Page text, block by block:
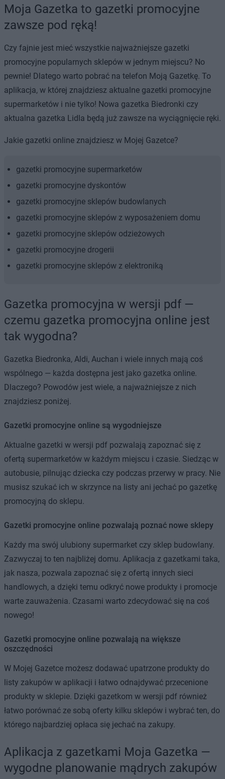
Moja Gazetka to gazetki promocyjne
zawsze pod ręką!
Czy fajnie jest mieć wszystkie najważniejsze gazetki
promocyjne popularnych sklepów w jednym miejscu? No
pewnie! Dlatego warto pobrać na telefon Moją Gazetkę. To
aplikacja, w której znajdziesz aktualne gazetki promocyjne
supermarketów i nie tylko! Nowa gazetka Biedronki czy
aktualna gazetka Lidla będą już zawsze na wyciągnięcie ręki.
Jakie gazetki online znajdziesz w Mojej Gazetce?
gazetki promocyjne supermarketów
gazetki promocyjne dyskontów
gazetki promocyjne sklepów budowlanych
gazetki promocyjne sklepów z wyposażeniem domu
gazetki promocyjne sklepów odzieżowych
gazetki promocyjne drogerii
gazetki promocyjne sklepów z elektroniką
Gazetka promocyjna w wersji pdf —
czemu gazetka promocyjna online jest
tak wygodna?
Gazetka Biedronka, Aldi, Auchan i wiele innych mają coś
wspólnego — każda dostępna jest jako gazetka online.
Dlaczego? Powodów jest wiele, a najważniejsze z nich
znajdziesz poniżej.
Gazetki promocyjne online są wygodniejsze
Aktualne gazetki w wersji pdf pozwalają zapoznać się z
ofertą supermarketów w każdym miejscu i czasie. Siedząc w
autobusie, pilnując dziecka czy podczas przerwy w pracy. Nie
musisz szukać ich w skrzynce na listy ani jechać po gazetkę
promocyjną do sklepu.
Gazetki promocyjne online pozwalają poznać nowe sklepy
Każdy ma swój ulubiony supermarket czy sklep budowlany.
Zazwyczaj to ten najbliżej domu. Aplikacja z gazetkami taka,
jak nasza, pozwala zapoznać się z ofertą innych sieci
handlowych, a dzięki temu odkryć nowe produkty i promocje
warte zauważenia. Czasami warto zdecydować się na coś
nowego!
Gazetki promocyjne online pozwalają na większe
oszczędności
W Mojej Gazetce możesz dodawać upatrzone produkty do
listy zakupów w aplikacji i łatwo odnajdywać przecenione
produkty w sklepie. Dzięki gazetkom w wersji pdf również
łatwo porównać ze sobą oferty kilku sklepów i wybrać ten, do
którego najbardziej opłaca się jechać na zakupy.
Aplikacja z gazetkami Moja Gazetka —
wygodne planowanie mądrych zakupów